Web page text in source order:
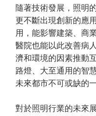
隨著技術發展，照明
更不斷出現創新的應
用，能影響建築、商
醫院也能以此改善病
濟和環境的因素推動
路燈、大至通用的智
未來都市不可或缺的一
對於照明行業的未來